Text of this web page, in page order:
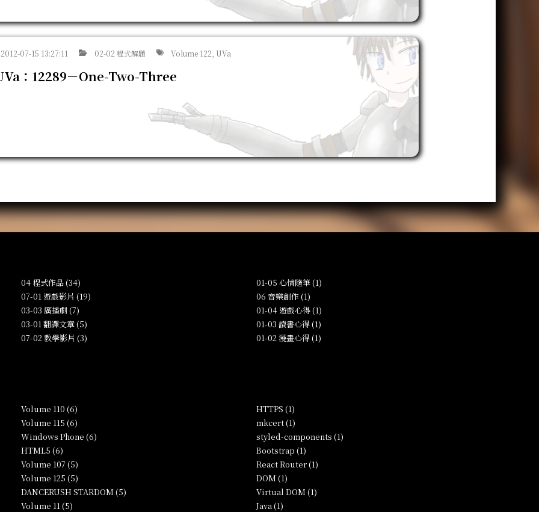
2012-07-15 13:27:11 02-02 程式解題 Volume 122, UVa
：12289－One-Two-Three
04 程式作品 (34)
07-01 遊戲影片 (19)
03-03 廣播劇 (7)
03-01 翻譯文章 (5)
07-02 教學影片 (3)
01-05 心情隨筆 (1)
06 音樂創作 (1)
01-04 遊戲心得 (1)
01-03 讀書心得 (1)
01-02 漫畫心得 (1)
Volume 110 (6)
Volume 115 (6)
Windows Phone (6)
HTML5 (6)
Volume 107 (5)
Volume 125 (5)
DANCERUSH STARDOM (5)
Volume 11 (5)
HTTPS (1)
mkcert (1)
styled-components (1)
Bootstrap (1)
React Router (1)
DOM (1)
Virtual DOM (1)
Java (1)